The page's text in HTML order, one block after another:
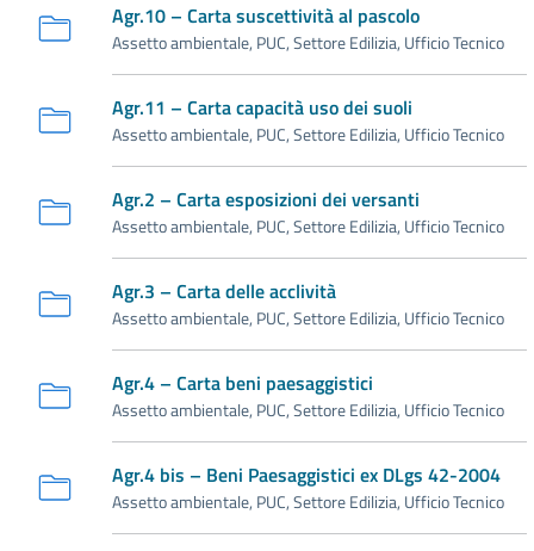
Agr.10 – Carta suscettività al pascolo
Assetto ambientale, PUC, Settore Edilizia, Ufficio Tecnico
Agr.11 – Carta capacità uso dei suoli
Assetto ambientale, PUC, Settore Edilizia, Ufficio Tecnico
Agr.2 – Carta esposizioni dei versanti
Assetto ambientale, PUC, Settore Edilizia, Ufficio Tecnico
Agr.3 – Carta delle acclività
Assetto ambientale, PUC, Settore Edilizia, Ufficio Tecnico
Agr.4 – Carta beni paesaggistici
Assetto ambientale, PUC, Settore Edilizia, Ufficio Tecnico
Agr.4 bis – Beni Paesaggistici ex DLgs 42-2004
Assetto ambientale, PUC, Settore Edilizia, Ufficio Tecnico